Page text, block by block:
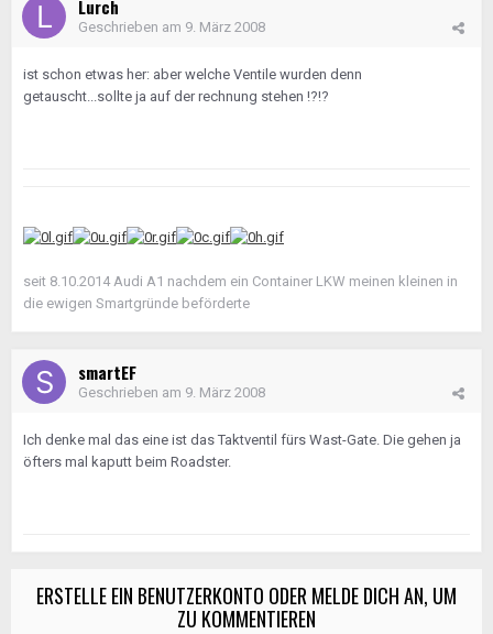
Lurch
Geschrieben am 9. März 2008
ist schon etwas her: aber welche Ventile wurden denn
getauscht...sollte ja auf der rechnung stehen !?!?
seit 8.10.2014 Audi A1 nachdem ein Container LKW meinen kleinen in
die ewigen Smartgründe beförderte
smartEF
Geschrieben am 9. März 2008
Ich denke mal das eine ist das Taktventil fürs Wast-Gate. Die gehen ja
öfters mal kaputt beim Roadster.
ERSTELLE EIN BENUTZERKONTO ODER MELDE DICH AN, UM
ZU KOMMENTIEREN